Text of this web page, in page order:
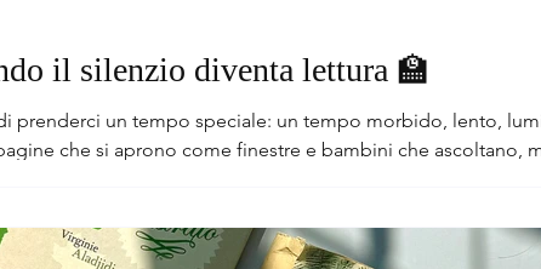
il silenzio diventa lettura 🏫
tempo morbido, lento, luminoso. E da lì siamo entrati in
che si aprono come finestre e bambini che ascoltano,